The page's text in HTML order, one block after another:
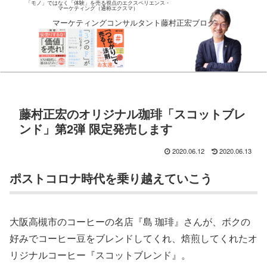
「モノ」ではなく「体験」を売る視点のエクスペリエンス・
マーケティング（通称エクスマ）
マーケティングコンサルタント藤村正宏ブログ
藤村正宏のオリジナル珈琲「スコットブレ
ンド」第2弾 限定発売します
2020.06.12 2020.06.13
ポストコロナ時代を乗り越えていこう
大阪高槻市のコーヒーの名店『島 珈琲』さんが、ボクの
好みでコーヒー豆をブレンドしてくれ、焙煎してくれたオ
リジナルコーヒー『スコットブレンド』。